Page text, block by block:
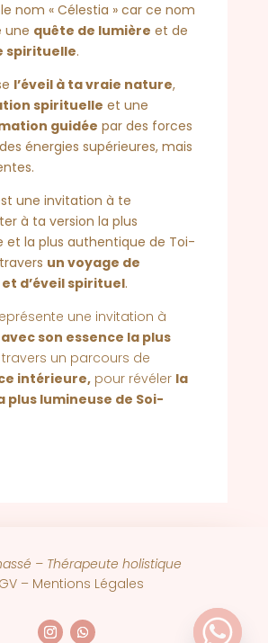
le nom « Célestia » car ce nom
une quête de lumière et de
spirituelle.
l’éveil à ta vraie nature,
spirituelle et une
guidée par des forces
énergies supérieures, mais
une invitation à te
à ta version la plus
et la plus authentique de Toi-
un voyage de
d’éveil spirituel.
représente une invitation à
son essence la plus
travers un parcours de
intérieure,pour révéler la
plus lumineuse de Soi-
– Thérapeute holistique
– Mentions Légales